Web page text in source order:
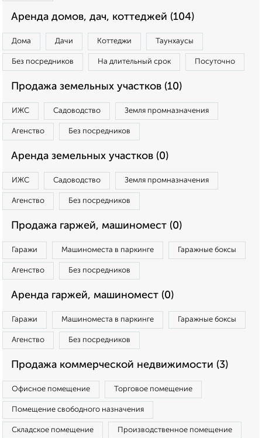
Аренда домов, дач, коттеджей (104)
Дома Дачи Коттеджи Таунхаусы
Без посредников На длительный срок Посуточно
Продажа земельных участков (10)
ИЖС Садоводство Земля промназначения
Агенство Без посредников
Аренда земельных участков (0)
ИЖС Садоводство Земля промназначения
Агенство Без посредников
Продажа гаржей, машиномест (0)
Гаражи Машиноместа в паркинге Гаражные боксы
Агенство Без посредников
Аренда гаржей, машиномест (0)
Гаражи Машиноместа в паркинге Гаражные боксы
Агенство Без посредников
Продажа коммерческой недвижимости (3)
Офисное помещение Торговое помещение
Помещение свободного назначения
Складское помещение Производственное помещение